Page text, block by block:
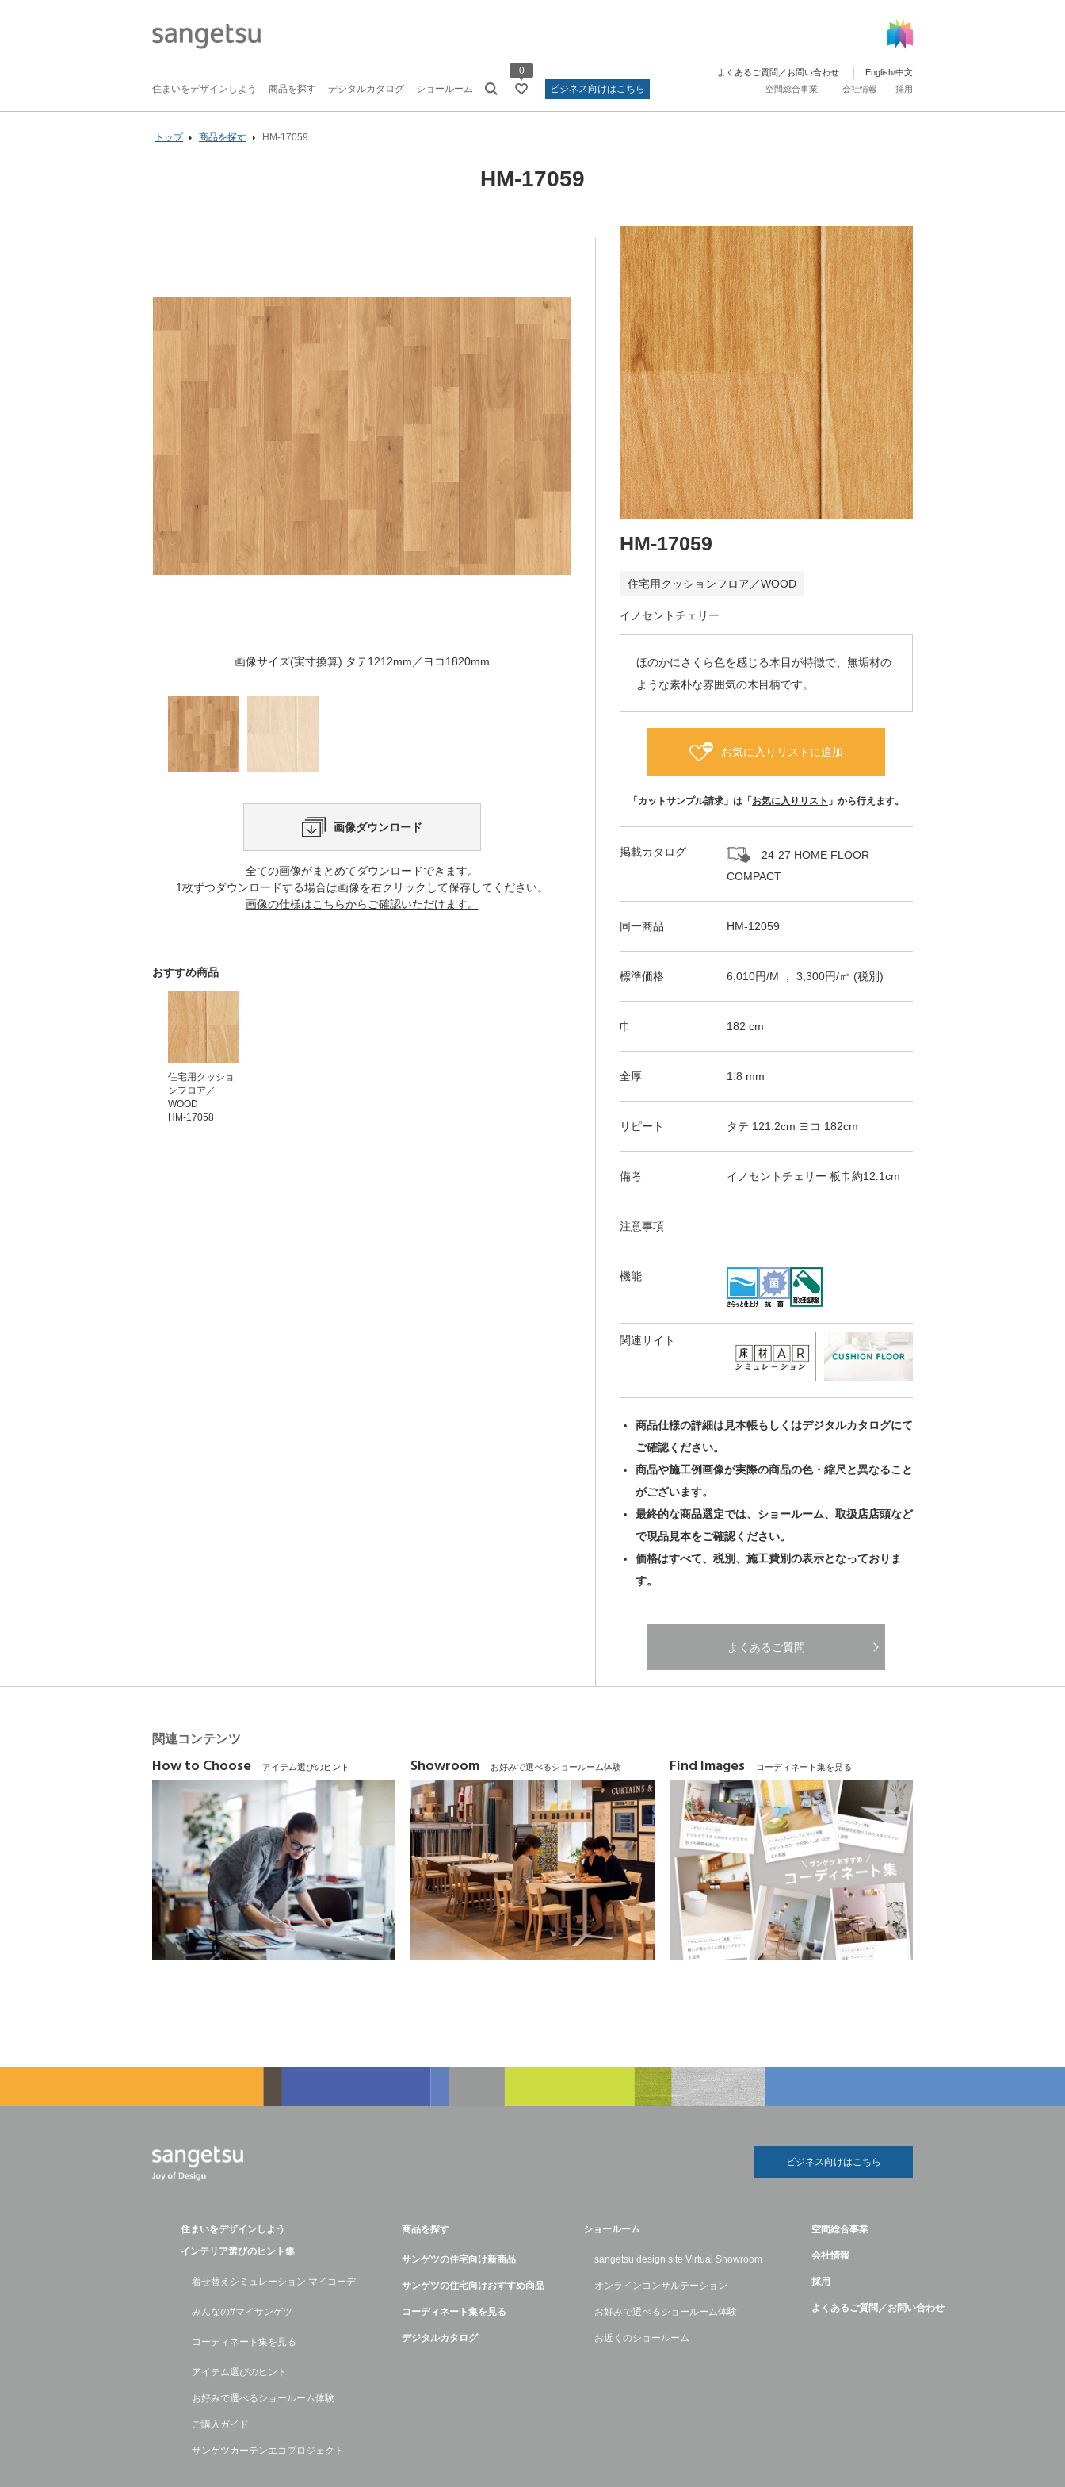
住まいをデザインしよう 商品を探す デジタルカタログ ショールーム
0
ビジネス向けはこちら
空間総合事業 会社情報 採用
よくあるご質問／お問い合わせ English/中文
トップ 商品を探す HM-17059
HM-17059
画像サイズ(実寸換算) タテ1212mm／ヨコ1820mm
画像ダウンロード
全ての画像がまとめてダウンロードできます。
1枚ずつダウンロードする場合は画像を右クリックして保存してください。
画像の仕様はこちらからご確認いただけます。
おすすめ商品
住宅用クッショ
ンフロア／
WOOD
HM-17058
HM-17059
住宅用クッションフロア／WOOD
イノセントチェリー
ほのかにさくら色を感じる木目が特徴で、無垢材の
ような素朴な雰囲気の木目柄です。
お気に入りリストに追加
「カットサンプル請求」は「 お気に入りリスト 」から行えます。
掲載カタログ
24-27 HOME FLOOR
COMPACT
同一商品 HM-12059
標準価格 6,010円/M ， 3,300円/㎡ (税別)
巾 182 cm
全厚 1.8 mm
リピート タテ 121.2cm ヨコ 182cm
備考 イノセントチェリー 板巾約12.1cm
注意事項
機能
関連サイト
商品仕様の詳細は見本帳もしくはデジタルカタログにて
ご確認ください。
商品や施工例画像が実際の商品の色・縮尺と異なること
がございます。
最終的な商品選定では、ショールーム、取扱店店頭など
で現品見本をご確認ください。
価格はすべて、税別、施工費別の表示となっておりま
す。
よくあるご質問
関連コンテンツ
How to Choose アイテム選びのヒント Showroom お好みで選べるショールーム体験 Find Images コーディネート集を見る
ビジネス向けはこちら
住まいをデザインしよう
インテリア選びのヒント集
着せ替えシミュレーション マイコーデ
みんなの#マイサンゲツ
コーディネート集を見る
アイテム選びのヒント
お好みで選べるショールーム体験
ご購入ガイド
サンゲツカーテンエコプロジェクト
商品を探す
サンゲツの住宅向け新商品
サンゲツの住宅向けおすすめ商品
コーディネート集を見る
デジタルカタログ
ショールーム
sangetsu design site Virtual Showroom
オンラインコンサルテーション
お好みで選べるショールーム体験
お近くのショールーム
空間総合事業
会社情報
採用
よくあるご質問／お問い合わせ